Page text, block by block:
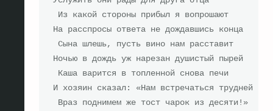
Из какой стороны прибыл я вопрошают
На расспросы ответа не дождавшись конца
Сына шлешь, пусть вино нам расставит
Ночью в дождь уж нарезан душистый пырей
Каша варится в топленной снова печи
И хозяин сказал: «Нам встречаться трудней
Враз поднимем же тост чарок из десяти!»